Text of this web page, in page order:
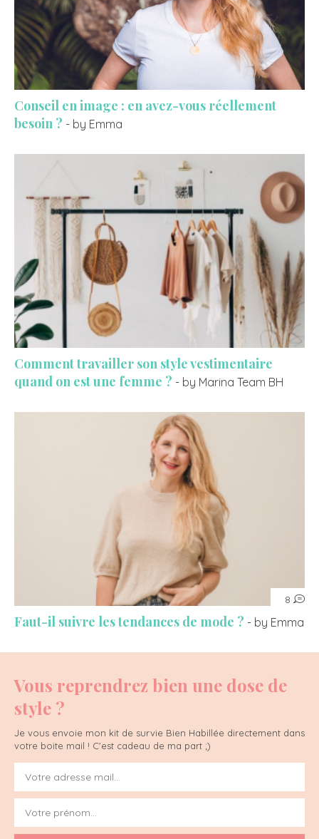
Conseil en image : en avez-vous réellement
besoin ? - by Emma
Comment travailler son style vestimentaire
quand on est une femme ? - by Marina Team BH
8
Faut-il suivre les tendances de mode ? - by Emma
Vous reprendrez bien une dose de
style ?
Je vous envoie mon kit de survie Bien Habillée directement dans
votre boite mail ! C'est cadeau de ma part ;)